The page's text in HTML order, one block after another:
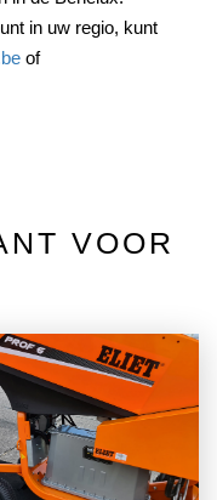
in uw regio, kunt
of
VOOR